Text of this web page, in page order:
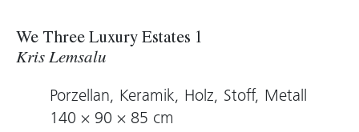
We Three Luxury Estates 1
Kris Lemsalu
Porzellan, Keramik, Holz, Stoff, Metall
140 × 90 × 85 cm